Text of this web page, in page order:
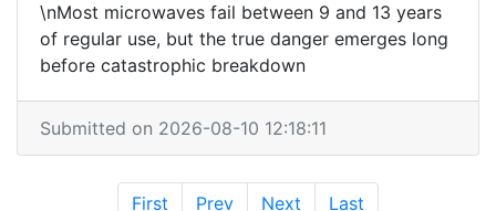
\nMost microwaves fail between 9 and 13 years
of regular use, but the true danger emerges long
before catastrophic breakdown
Submitted on 2026-08-10 12:18:11
First Prev Next Last